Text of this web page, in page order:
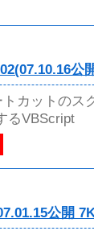
公
カットのス
るVBScript
公開